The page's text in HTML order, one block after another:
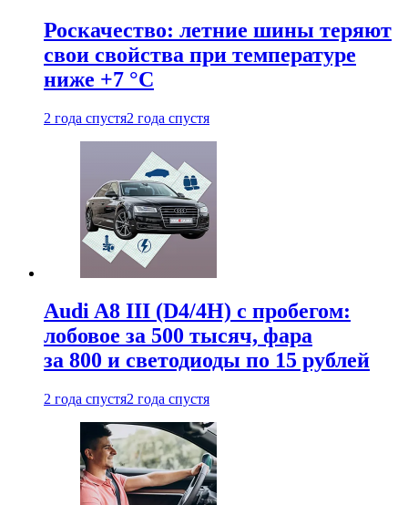
Роскачество: летние шины теряют
свои свойства при температуре
ниже +7 °C
2 года спустя2 года спустя
Audi A8 III (D4/4H) c пробегом:
лобовое за 500 тысяч, фара
за 800 и светодиоды по 15 рублей
2 года спустя2 года спустя